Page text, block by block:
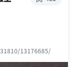
13176685/